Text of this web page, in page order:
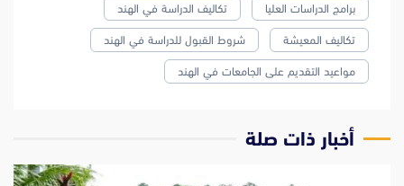
برامج الدراسات العليا تكاليف الدراسة في الهند
تكاليف المعيشة شروط القبول للدراسة في الهند
مواعيد التقديم على الجامعات في الهند
‫أخبار ذات صلة